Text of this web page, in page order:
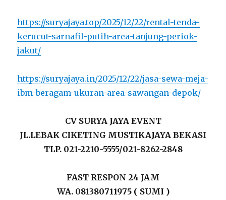
https://suryajaya.top/2025/12/22/rental-tenda-
kerucut-sarnafil-putih-area-tanjung-periok-
jakut/
https://suryajaya.in/2025/12/22/jasa-sewa-meja-
ibm-beragam-ukuran-area-sawangan-depok/
CV SURYA JAYA EVENT
JL.LEBAK CIKETING MUSTIKAJAYA BEKASI
TLP. 021-2210-5555/021-8262-2848
FAST RESPON 24 JAM
WA. 081380711975 ( SUMI )